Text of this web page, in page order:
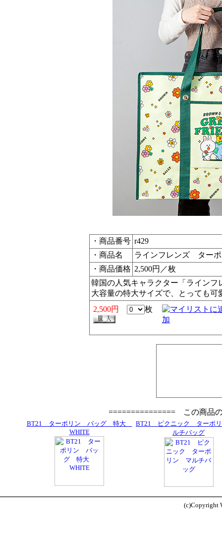
・商品番号 r429
・商品名
ラインフレンズ ター
・商品価格 2,500円／枚
韓国の人気キャラクター「ライン
大容量の特大サイズで、とっても可
2,500円
枚
=============== この商品
BT21 ターポリン バッグ 特大
WHITE
BT21 ピクニック ターポ
ルチバッグ
(c)Copyright